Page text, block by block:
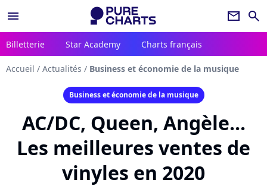
menu newsletter search
Billetterie Star Academy Charts français
Accueil / Actualités / Business et économie de la musique
Business et économie de la musique
AC/DC, Queen, Angèle...
Les meilleures ventes de
vinyles en 2020